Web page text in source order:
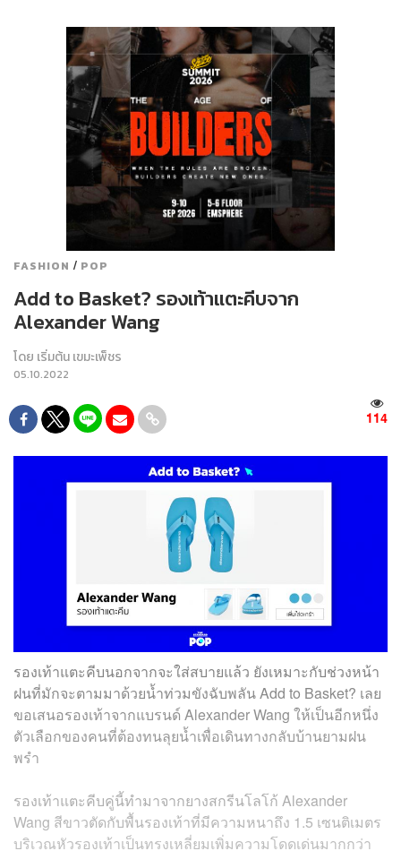
FASHION / POP
Add to Basket? รองเท้าแตะคีบจาก
Alexander Wang
โดย เริ่มต้น เขมะเพ็ชร
05.10.2022
114
รองเท้าแตะคีบนอกจากจะใส่สบายแล้ว ยังเหมาะกับช่วงหน้า
ฝนที่มักจะตามมาด้วยน้ำท่วมขังฉับพลัน Add to Basket? เลย
ขอเสนอรองเท้าจากแบรนด์ Alexander Wang ให้เป็นอีกหนึ่ง
ตัวเลือกของคนที่ต้องทนลุยน้ำเพื่อเดินทางกลับบ้านยามฝน
พรำ
รองเท้าแตะคีบคู่นี้ทำมาจากยางสกรีนโลโก้ Alexander
Wang สีขาวตัดกับพื้นรองเท้าที่มีความหนาถึง 1.5 เซนติเมตร
บริเวณหัวรองเท้าเป็นทรงเหลี่ยมเพิ่มความโดดเด่นมากกว่า